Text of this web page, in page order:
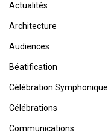
Actualités
Architecture
Audiences
Béatification
Célébration Symphonique
Célébrations
Communications